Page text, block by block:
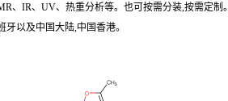
、IR、UV、热重分析等。也可按需分装,按需定制。
以及中国大陆,中国香港。